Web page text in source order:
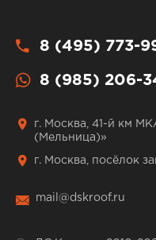
8 (495) 773-
8 (985) 206-
г. Москва, 41-й км
(Мельница)»
г. Москва, посёлок
mail@dskroof.ru